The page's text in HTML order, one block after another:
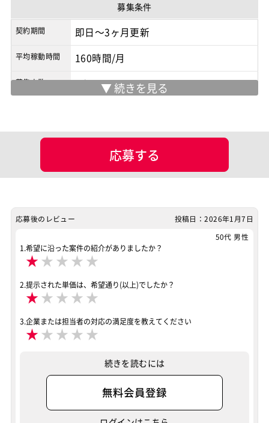
自社案件・請負案件
募集条件
契約期間 即日～3ヶ月更新
平均稼動時間 160時間/月
募集人数 1人
現場情報
ドリームビジョン株式会社
平均年齢
業界・業種 その他
担当工程 要件定義 基本設計 詳細設計
ポジション ネットワークエンジニア
ファイヤーウォール ロードバランサー
応募する
応募後のレビュー
投稿日：2026年1月7日
50代 男性
1.希望に沿った案件の紹介がありましたか？
★ ★ ★ ★ ★
2.提示された単価は、希望通り(以上)でしたか？
★ ★ ★ ★ ★
3.企業または担当者の対応の満足度を教えてください
★ ★ ★ ★ ★
続きを読むには
無料会員登録